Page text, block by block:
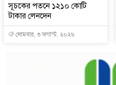
সূচকের পতনে ১২১০ কোটি
টাকার লেনদেন
সোমবার, ৩ অগাস্ট, ২০২৬